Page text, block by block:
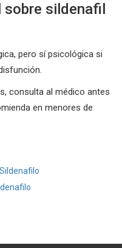
sildenafil
pero sí psicológica si
consulta al médico antes
en menores de